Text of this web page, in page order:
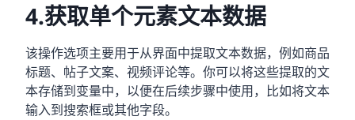
4.获取单个元素文本数据
该操作选项主要用于从界面中提取文本数据，例如商品
标题、帖子文案、视频评论等。你可以将这些提取的文
本存储到变量中，以便在后续步骤中使用，比如将文本
输入到搜索框或其他字段。